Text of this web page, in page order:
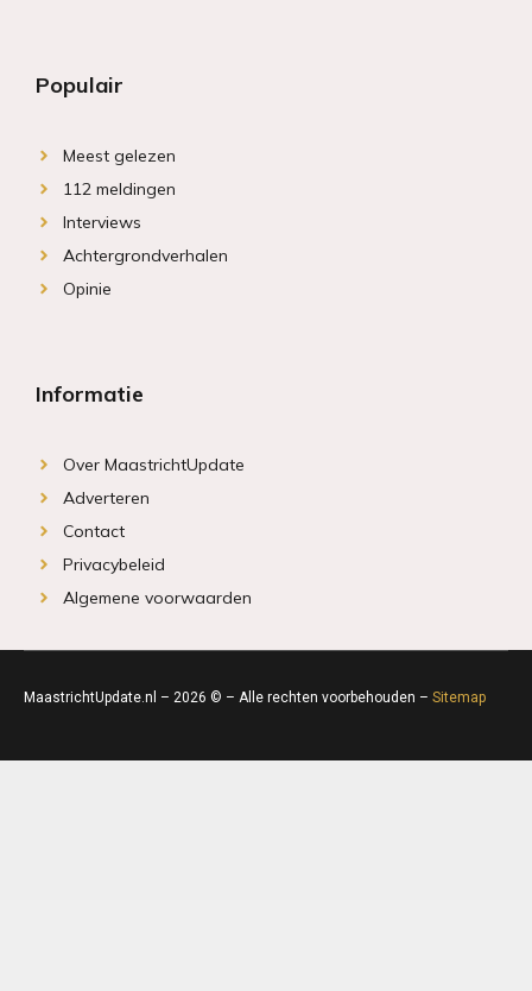
Populair
Meest gelezen
112 meldingen
Interviews
Achtergrondverhalen
Opinie
Informatie
Over MaastrichtUpdate
Adverteren
Contact
Privacybeleid
Algemene voorwaarden
MaastrichtUpdate.nl – 2026 © – Alle rechten voorbehouden – Sitemap